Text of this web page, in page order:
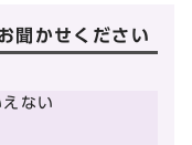
聞かせください
ない